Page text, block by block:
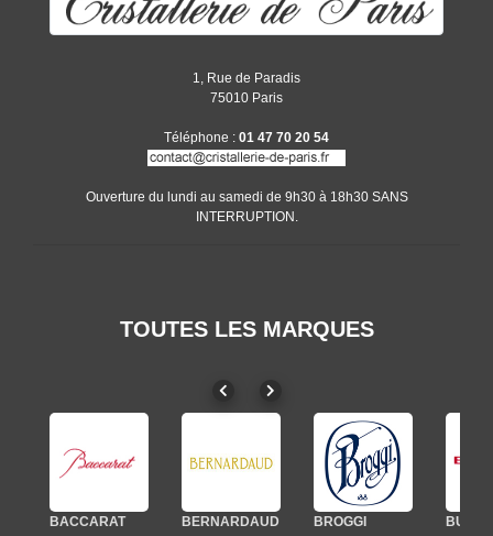
1, Rue de Paradis
75010 Paris
Téléphone : 01 47 70 20 54
Ouverture du lundi au samedi de 9h30 à 18h30 SANS
INTERRUPTION.
TOUTES LES MARQUES
BACCARAT BERNARDAUD BROGGI